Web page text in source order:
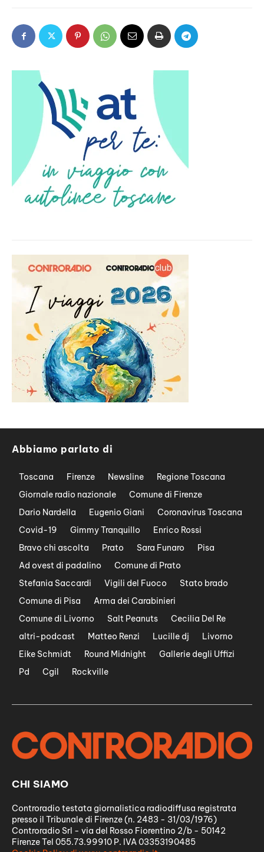
Abbiamo parlato di
Toscana Firenze Newsline
Regione Toscana
Giornale radio nazionale
Comune di Firenze
Dario Nardella
Eugenio Giani
Coronavirus Toscana
Covid-19
Gimmy Tranquillo
Enrico Rossi
Bravo chi ascolta
Prato Sara Funaro
Pisa
Ad ovest di padalino
Comune di Prato
Stefania Saccardi
Vigili del Fuoco
Stato brado
Comune di Pisa
Arma dei Carabinieri
Comune di Livorno
Salt Peanuts
Cecilia Del Re
altri-podcast
Matteo Renzi Lucille dj
Livorno
Eike Schmidt
Round Midnight
Gallerie degli Uffizi
Pd
Cgil Rockville
CHI SIAMO
Controradio testata giornalistica radiodiffusa registrata
presso il Tribunale di Firenze (n. 2483 - 31/03/1976)
Controradio Srl - via del Rosso Fiorentino 2/b - 50142
Firenze Tel 055.73.99910 P. IVA 03353190485